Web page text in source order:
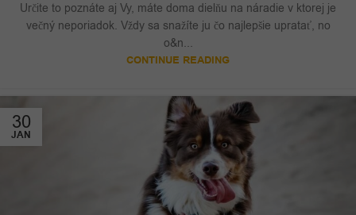
Určite to poznáte aj Vy, máte doma dielňu na náradie v ktorej je
večný neporiadok. Vždy sa snažíte ju čo najlepšie upratať, no
o&n...
CONTINUE READING
30
JAN